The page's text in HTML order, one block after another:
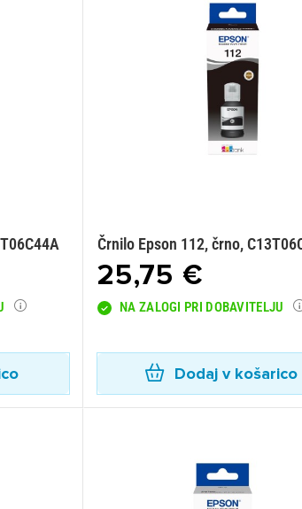
Črnilo Epson 112, črno,
25,75 €
NA ZALOGI PRI DOBAVITELJU
Dodaj v košarico
Za dodajanje na seznam